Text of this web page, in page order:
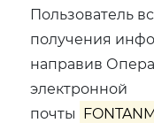
Пользователь
получения
направив
электронной
почты